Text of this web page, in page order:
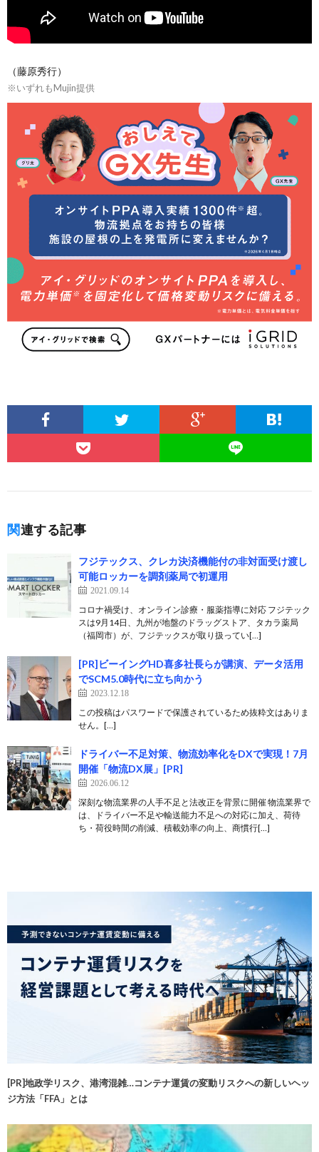
（藤原秀行）
※いずれもMujin提供
関連する記事
フジテックス、クレカ決済機能付の非対面受け渡し
可能ロッカーを調剤薬局で初運用
2021.09.14
コロナ禍受け、オンライン診療・服薬指導に対応 フジテック
スは9月14日、九州が地盤のドラッグストア、タカラ薬局
（福岡市）が、フジテックスが取り扱ってい[…]
[PR]ビーイングHD喜多社長らが講演、データ活用
でSCM5.0時代に立ち向かう
2023.12.18
この投稿はパスワードで保護されているため抜粋文はありま
せん。[…]
ドライバー不足対策、物流効率化をDXで実現！7月
開催「物流DX展」[PR]
2026.06.12
深刻な物流業界の人手不足と法改正を背景に開催 物流業界で
は、ドライバー不足や輸送能力不足への対応に加え、荷待
ち・荷役時間の削減、積載効率の向上、商慣行[…]
[PR]地政学リスク、港湾混雑…コンテナ運賃の変動リスクへの新しいヘッ
ジ方法「FFA」とは